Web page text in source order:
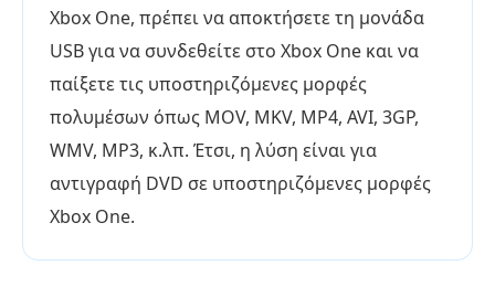
Xbox One, πρέπει να αποκτήσετε τη μονάδα
USB για να συνδεθείτε στο Xbox One και να
παίξετε τις υποστηριζόμενες μορφές
πολυμέσων όπως MOV, MKV, MP4, AVI, 3GP,
WMV, MP3, κ.λπ. Έτσι, η λύση είναι για
αντιγραφή DVD σε υποστηριζόμενες μορφές
Xbox One.